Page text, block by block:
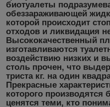
биотуалеты
обеззараживающей
которой происходит
отходов и ликвидация
Высококачественный
изготавливаются
воздействию низких и
столь прочен, что
триста кг. на один
Прекрасные
которого производятся
ценятся теми, кто